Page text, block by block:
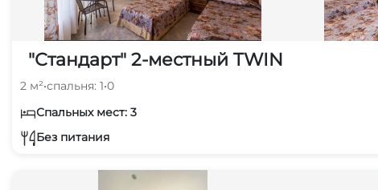
"Стандарт" 2-местный TWIN
2 м²•спальня: 1•0
Спальных мест: 3
Без питания